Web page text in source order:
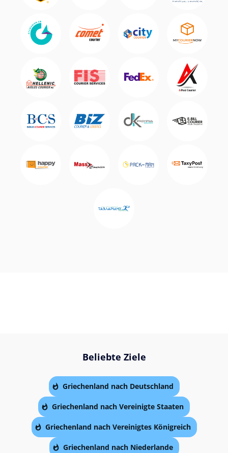
Beliebte Ziele
Griechenland nach Deutschland
Griechenland nach Vereinigte Staaten
Griechenland nach Vereinigtes Königreich
Griechenland nach Niederlande